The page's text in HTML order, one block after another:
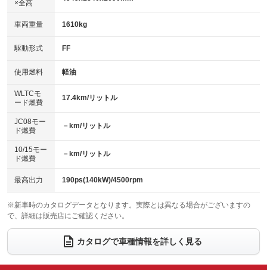
パワーウィンドウ
アイドリングストップ
：装備あり
USB入力端子
：装備あり
100V電源
：装備なし
センターデフロック
：装備なし
電動格納ミラー
：装備あり
革シート
キーレス
HID(キセノンライト)
：装備なし
バックカメラ
：装備あり
エアロ
：装備なし
：装備なし
パワーシート
ベンチシート
：装備なし
チップアップシート
：装備なし
：装備なし ：装備なし
ウォークスルー
：装備なし
電動リアゲート フロントカメラ
：装備あり
：装備なし ：装備あり
×全高
車両重量 1610kg
駆動形式 FF
使用燃料 軽油
WLTCモ
ード燃費
17.4km/リットル
JC08モー
ド燃費
－km/リットル
10/15モー
ド燃費
－km/リットル
最高出力 190ps(140kW)/4500rpm
※新車時のカタログデータとなります。実際とは異なる場合がございますの
で、詳細は販売店にご確認ください。
カタログで車種情報を詳しく見る